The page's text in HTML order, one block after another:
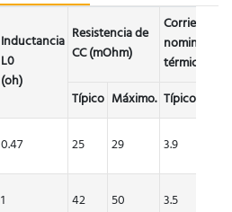
Inductancia
L0
(oh)
Resistencia de
CC (mOhm)
Corriente
nominal
térmica, Idc
Típico Máximo. Típico
0.47 25 29 3.9
1 42 50 3.5